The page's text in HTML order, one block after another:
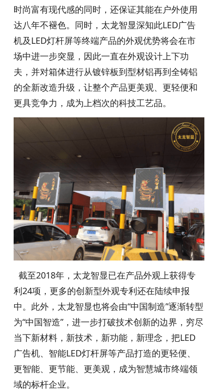
时尚富有现代感的同时，还保证其能在户外使用
达八年不褪色。同时，太龙智显深知此LED广告
机及LED灯杆屏等终端产品的外观优势将会在市
场中进一步突显，因此一直在外观设计上下功
夫，并对箱体进行从镀锌板到型材铝再到全铸铝
的全新改造升级，让整个产品更美观、更轻便和
更具竞争力，成为上档次的科技工艺品。
截至2018年，太龙智显已在产品外观上获得专
利24项，更多的创新型外观专利还在陆续申报
中。此外 ，太龙智显也将会由“中国制造”逐渐转型
为“中国智造”，进一步打破技术创新的边界，穷尽
当下新材料，新技术，新功能，新理念，把LED
广告机、智能LED灯杆屏等产品打造的更轻便、
更智能、更节能、更美观，成为智慧城市终端领
域的标杆企业。